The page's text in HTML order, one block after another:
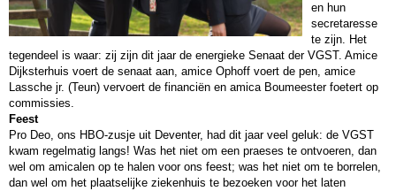
en hun
secretaresse
te zijn. Het
tegendeel is waar: zij zijn dit jaar de energieke Senaat der VGST. Amice
Dijksterhuis voert de senaat aan, amice Ophoff voert de pen, amice
Lassche jr. (Teun) vervoert de financiën en amica Boumeester foetert op
commissies.
Feest
Pro Deo, ons HBO-zusje uit Deventer, had dit jaar veel geluk: de VGST
kwam regelmatig langs! Was het niet om een praeses te ontvoeren, dan
wel om amicalen op te halen voor ons feest; was het niet om te borrelen,
dan wel om het plaatselijke ziekenhuis te bezoeken voor het laten